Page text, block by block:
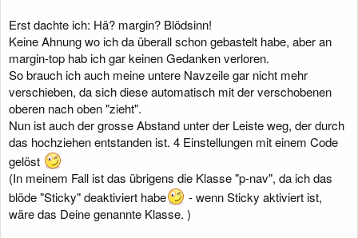
Erst dachte ich: Hä? margin? Blödsinn!
Keine Ahnung wo ich da überall schon gebastelt habe, aber an
margin-top hab ich gar keinen Gedanken verloren.
So brauch ich auch meine untere Navzeile gar nicht mehr
verschieben, da sich diese automatisch mit der verschobenen
oberen nach oben "zieht".
Nun ist auch der grosse Abstand unter der Leiste weg, der durch
das hochziehen entstanden ist. 4 Einstellungen mit einem Code
gelöst
(In meinem Fall ist das übrigens die Klasse "p-nav", da ich das
blöde "Sticky" deaktiviert habe
- wenn Sticky aktiviert ist,
wäre das Deine genannte Klasse. )